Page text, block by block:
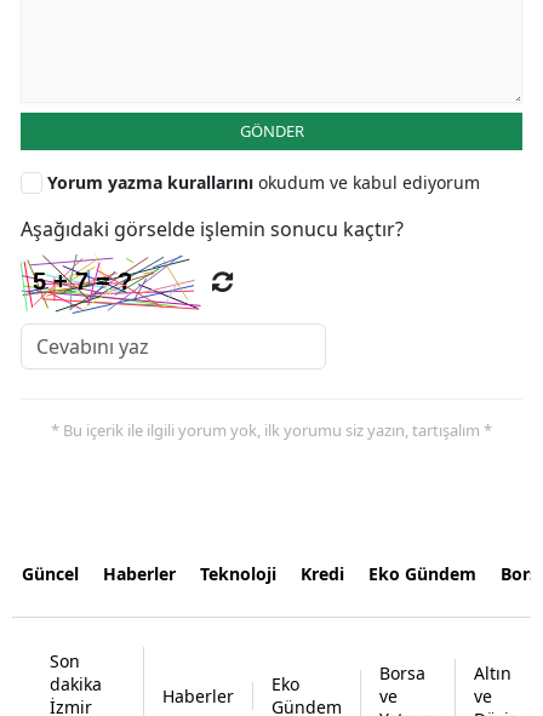
GÖNDER
Yorum yazma kurallarını okudum ve kabul ediyorum
Aşağıdaki görselde işlemin sonucu kaçtır?
* Bu içerik ile ilgili yorum yok, ilk yorumu siz yazın, tartışalım *
Güncel Haberler Teknoloji Kredi Eko Gündem
Son
dakika
İzmir
Haberler
Eko
Gündem
Borsa
ve
Altın
ve